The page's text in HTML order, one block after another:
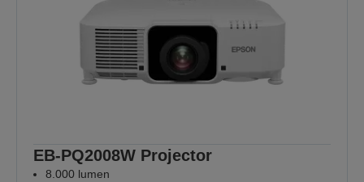
EB-PQ2008W Projector
8.000 lumen